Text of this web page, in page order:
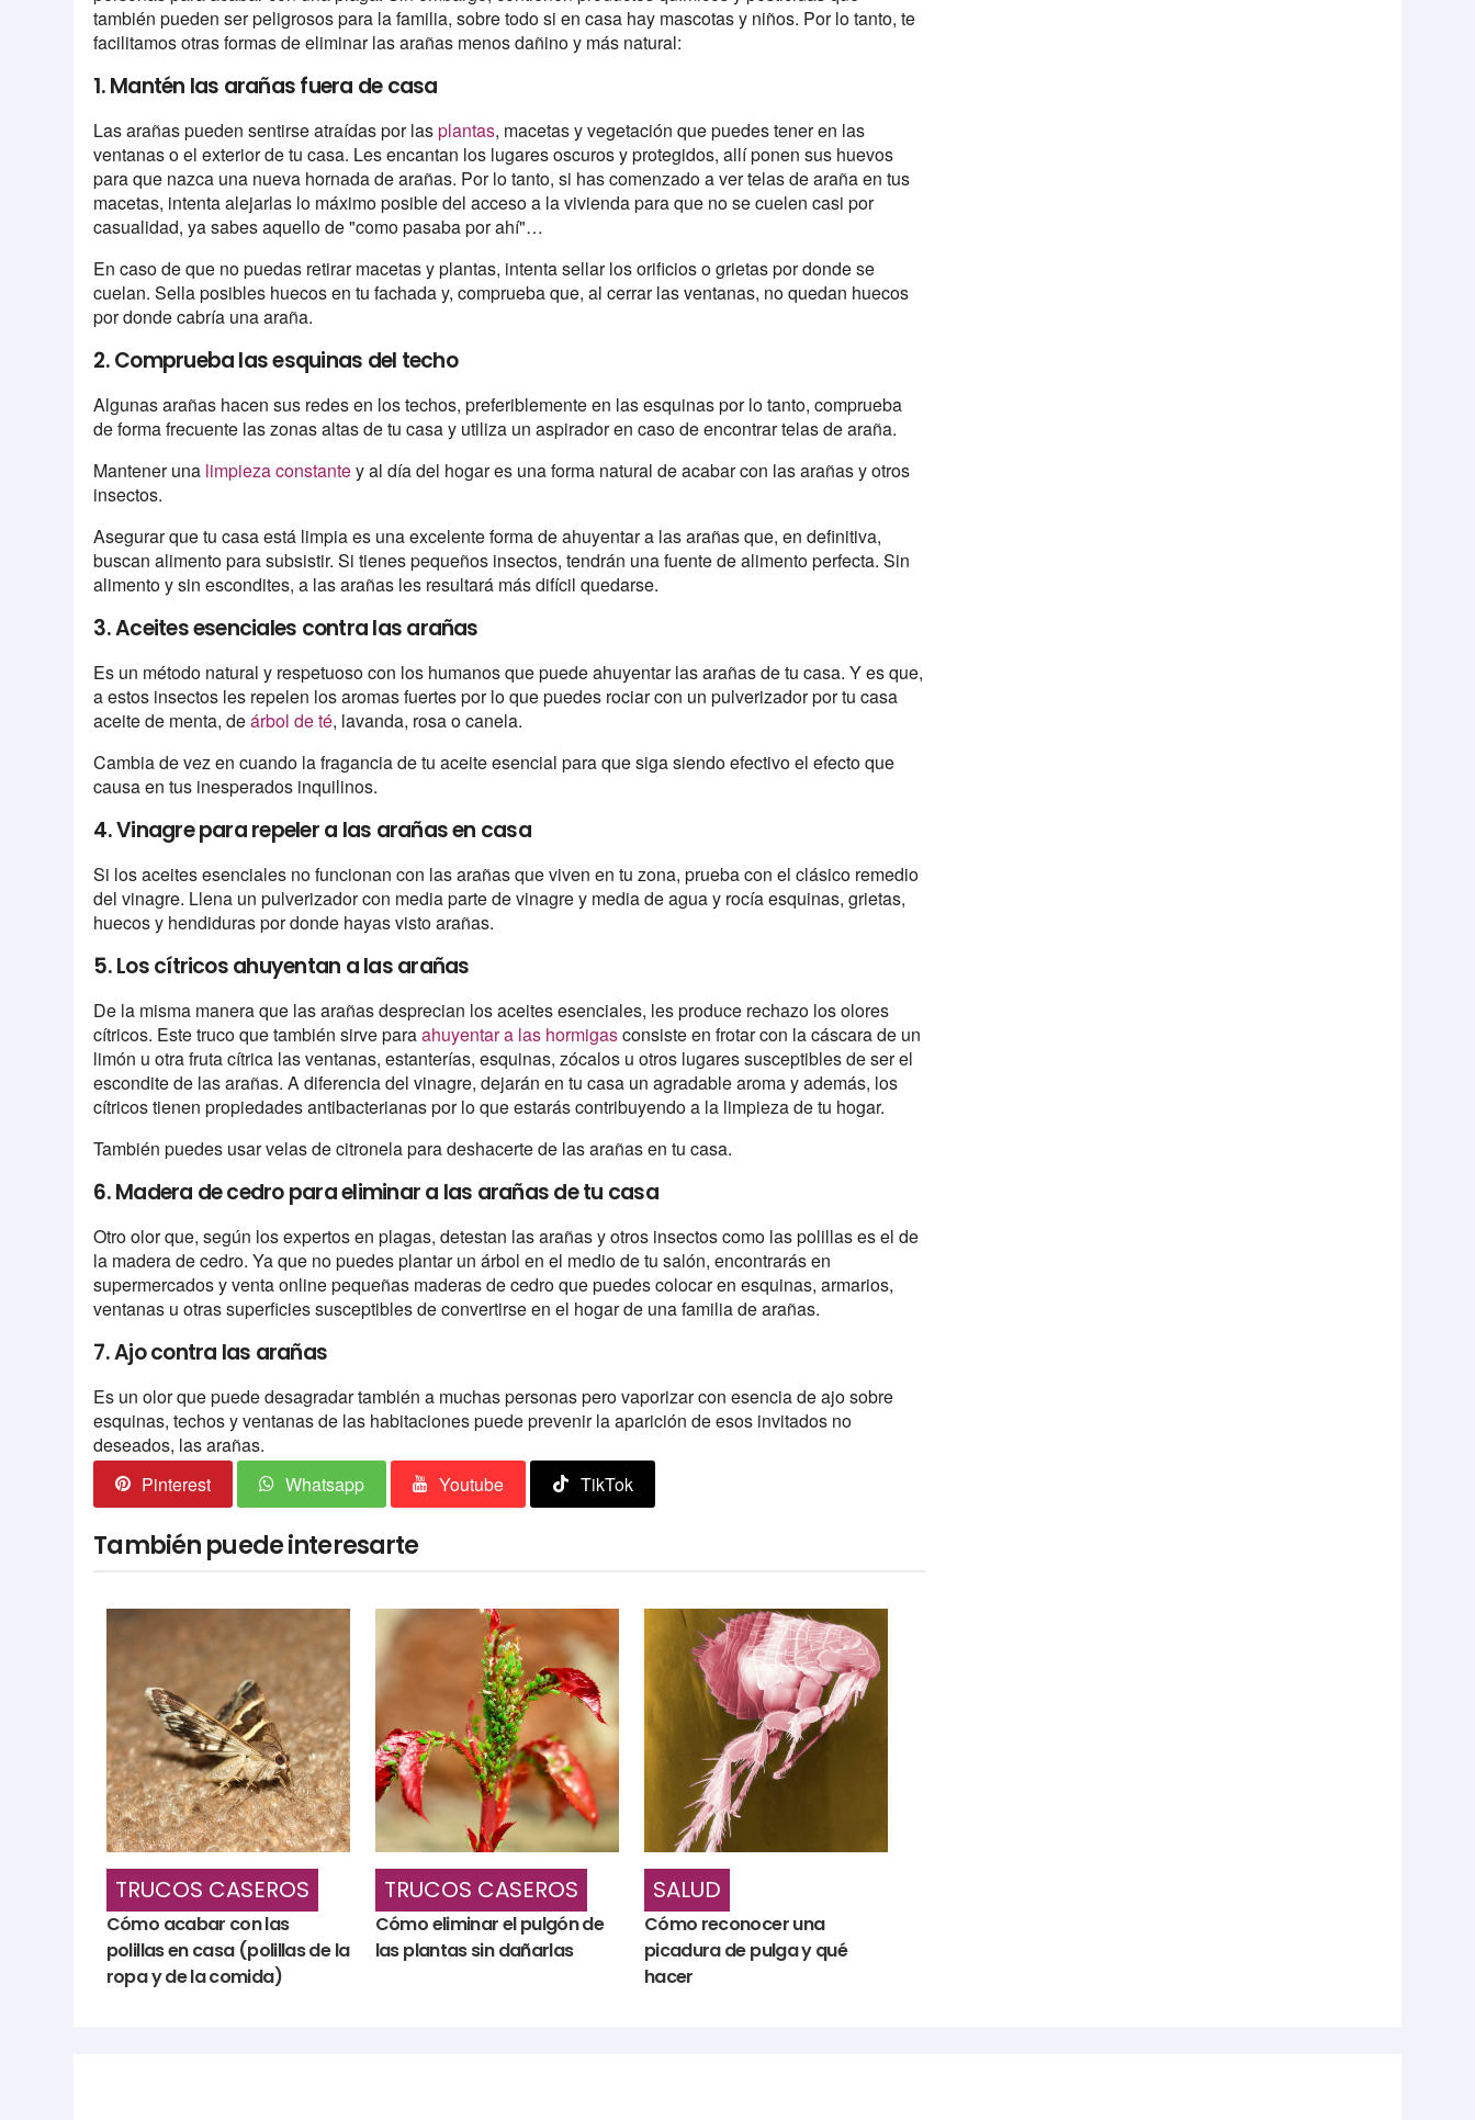
también pueden ser peligrosos para la familia, sobre todo si en casa hay mascotas y niños. Por lo tanto, te
facilitamos otras formas de eliminar las arañas menos dañino y más natural:
1. Mantén las arañas fuera de casa
Las arañas pueden sentirse atraídas por lasplantas, macetas y vegetación que puedes tener en las
ventanas o el exterior de tu casa. Les encantan los lugares oscuros y protegidos, allí ponen sus huevos
para que nazca una nueva hornada de arañas. Por lo tanto, si has comenzado a ver telas de araña en tus
macetas, intenta alejarlas lo máximo posible del acceso a la vivienda para que no se cuelen casi por
casualidad, ya sabes aquello de "como pasaba por ahí"…
En caso de que no puedas retirar macetas y plantas, intenta sellar los orificios o grietas por donde se
cuelan. Sella posibles huecos en tu fachada y, comprueba que, al cerrar las ventanas, no quedan huecos
por donde cabría una araña.
2. Comprueba las esquinas del techo
Algunas arañas hacen sus redes en los techos, preferiblemente en las esquinas por lo tanto, comprueba
de forma frecuente las zonas altas de tu casa y utiliza un aspirador en caso de encontrar telas de araña.
Mantener una limpieza constantey al día del hogar es una forma natural de acabar con las arañas y otros
insectos.
Asegurar que tu casa está limpia es una excelente forma de ahuyentar a las arañas que, en definitiva,
buscan alimento para subsistir. Si tienes pequeños insectos, tendrán una fuente de alimento perfecta. Sin
alimento y sin escondites, a las arañas les resultará más difícil quedarse.
3. Aceites esenciales contra las arañas
Es un método natural y respetuoso con los humanos que puede ahuyentar las arañas de tu casa. Y es que,
a estos insectos les repelen los aromas fuertes por lo que puedes rociar con un pulverizador por tu casa
aceite de menta, deárbol de té, lavanda, rosa o canela.
Cambia de vez en cuando la fragancia de tu aceite esencial para que siga siendo efectivo el efecto que
causa en tus inesperados inquilinos.
4. Vinagre para repeler a las arañas en casa
Si los aceites esenciales no funcionan con las arañas que viven en tu zona, prueba con el clásico remedio
del vinagre. Llena un pulverizador con media parte de vinagre y media de agua y rocía esquinas, grietas,
huecos y hendiduras por donde hayas visto arañas.
5. Los cítricos ahuyentan a las arañas
De la misma manera que las arañas desprecian los aceites esenciales, les produce rechazo los olores
cítricos. Este truco que también sirve paraahuyentar a las hormigasconsiste en frotar con la cáscara de un
limón u otra fruta cítrica las ventanas, estanterías, esquinas, zócalos u otros lugares susceptibles de ser el
escondite de las arañas. A diferencia del vinagre, dejarán en tu casa un agradable aroma y además, los
cítricos tienen propiedades antibacterianas por lo que estarás contribuyendo a la limpieza de tu hogar.
También puedes usar velas de citronela para deshacerte de las arañas en tu casa.
6. Madera de cedro para eliminar a las arañas de tu casa
Otro olor que, según los expertos en plagas, detestan las arañas y otros insectos como las polillas es el de
la madera de cedro. Ya que no puedes plantar un árbol en el medio de tu salón, encontrarás en
supermercados y venta online pequeñas maderas de cedro que puedes colocar en esquinas, armarios,
ventanas u otras superficies susceptibles de convertirse en el hogar de una familia de arañas.
7. Ajo contra las arañas
Es un olor que puede desagradar también a muchas personas pero vaporizar con esencia de ajo sobre
esquinas, techos y ventanas de las habitaciones puede prevenir la aparición de esos invitados no
deseados, las arañas.
Pinterest
Whatsapp Youtube TikTok
También puede interesarte
TRUCOS CASEROS
Cómo acabar con las
polillas en casa (polillas de la
ropa y de la comida)
TRUCOS CASEROS
Cómo eliminar el pulgón de
las plantas sin dañarlas
SALUD
Cómo reconocer una
picadura de pulga y qué
hacer